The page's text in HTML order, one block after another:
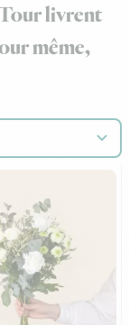
livrent
même,